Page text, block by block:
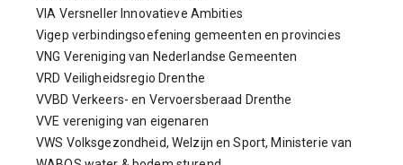
VIA Versneller Innovatieve Ambities
Vigep verbindingsoefening gemeenten en provincies
VNG Vereniging van Nederlandse Gemeenten
VRD Veiligheidsregio Drenthe
VVBD Verkeers- en Vervoersberaad Drenthe
VVE vereniging van eigenaren
VWS Volksgezondheid, Welzijn en Sport, Ministerie van